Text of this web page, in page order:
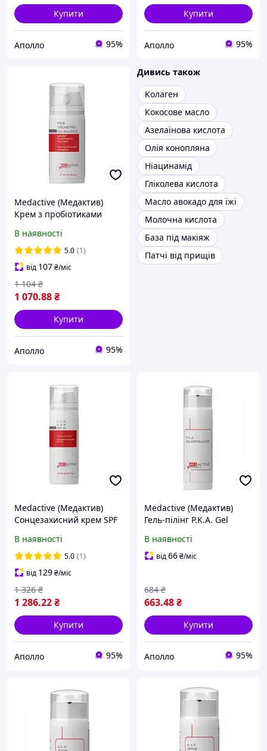
Купити
Аполло 95%
Купити
Аполло 95%
Medactive (Медактив)
Крем з пробіотиками
Balance для обличчя, 100
мл
В наявності
5.0 (1)
від 107₴/міс
1 070.88₴
1 104 ₴
Купити
Аполло 95%
Дивись також
Колаген
Кокосове масло
Азелаїнова кислота
Олія конопляна
Ніацинамід
Гліколева кислота
Масло авокадо для їжі
Молочна кислота
База під макіяж
Патчі від прищів
Medactive (Медактив)
Сонцезахисний крем SPF
обличчя та шиї, 150 мл
В наявності
5.0 (1)
від 129₴/міс
1 286.22₴
1 326 ₴
Купити
Аполло 95%
Medactive (Медактив)
Гель-пілінг P.K.A. Gel
кислотами для обличчя,
50 мл
В наявності
від66₴/міс
663.48₴
684 ₴
Купити
Аполло 95%